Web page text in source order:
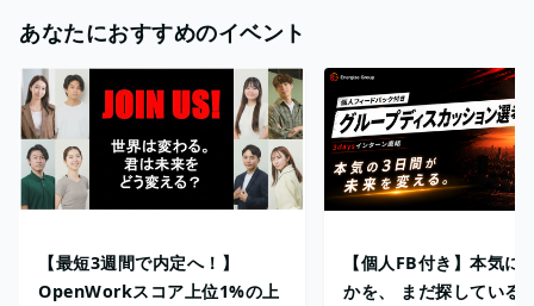
あなたにおすすめのイベント
【最短3週間で内定へ！】
OpenWorkスコア上位1%の上
【個人FB付き】本気に
かを、 まだ探している